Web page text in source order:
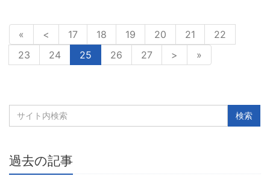
« < 17 18 19 20 21
22
23
24 25 26 27 > »
過去の記事